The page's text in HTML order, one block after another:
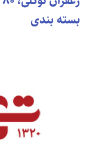
بسته بندی